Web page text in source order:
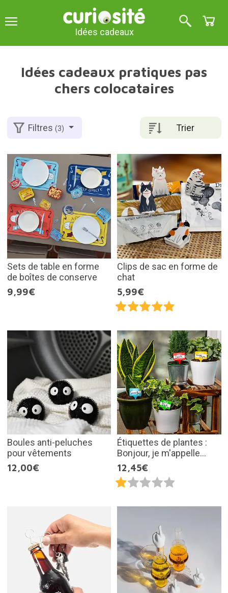
Idées cadeaux
Idées cadeaux pratiques pas
chers colocataires
Trier
Filtres(3)
Sets de table en forme
de boîtes de conserve
9,99€
Clips de sac en forme de
chat
5,99€
Boules anti-peluches
pour vêtements
12,00€
Étiquettes de plantes :
Bonjour, je m'appelle...
12,45€